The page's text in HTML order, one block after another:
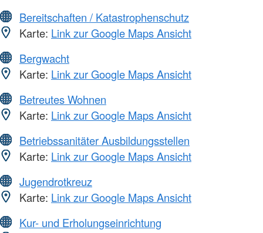
Bereitschaften / Katastrophenschutz
Karte: Link zur Google Maps Ansicht
Bergwacht
Karte: Link zur Google Maps Ansicht
Betreutes Wohnen
Karte: Link zur Google Maps Ansicht
Betriebssanitäter Ausbildungsstellen
Karte: Link zur Google Maps Ansicht
Jugendrotkreuz
Karte: Link zur Google Maps Ansicht
Kur- und Erholungseinrichtung